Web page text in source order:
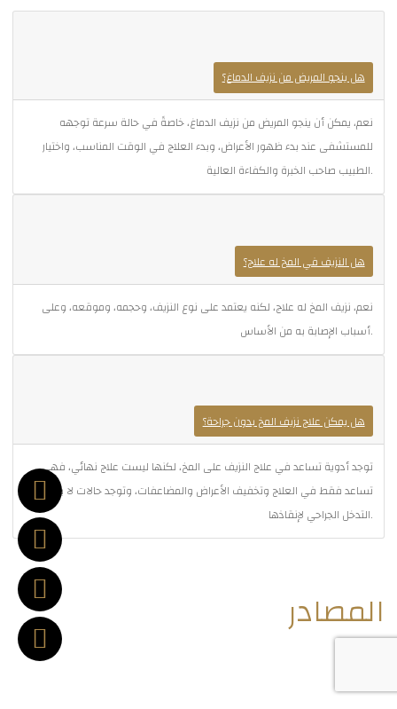
هل ينجو المريض من نزيف الدماغ؟
نعم، يمكن أن ينجو المريض من نزيف الدماغ، خاصةً في حالة سرعة توجهه
للمستشفى عند بدء ظهور الأعراض، وبدء العلاج في الوقت المناسب، واختيار
الطبيب صاحب الخبرة والكفاءة العالية.
هل النزيف في المخ له علاج؟
نعم، نزيف المخ له علاج، لكنه يعتمد على نوع النزيف، وحجمه، وموقعه، وعلى
أسباب الإصابة به من الأساس.
هل يمكن علاج نزيف المخ بدون جراحة؟
توجد أدوية تساعد في علاج النزيف على المخ، لكنها ليست علاج نهائي، فهي
تساعد فقط في العلاج وتخفيف الأعراض والمضاعفات، وتوجد حالات لا بد من
التدخل الجراحي لإنقاذها.
المصادر